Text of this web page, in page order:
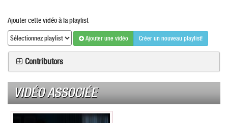
Ajouter cette vidéo à la playlist
Ajouter une vidéo Créer un nouveau playlist!
Contributors
VIDÉO ASSOCIÉE